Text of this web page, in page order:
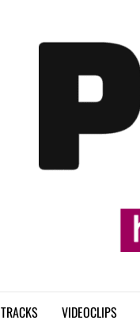
TRACKS VIDEOCLIPS